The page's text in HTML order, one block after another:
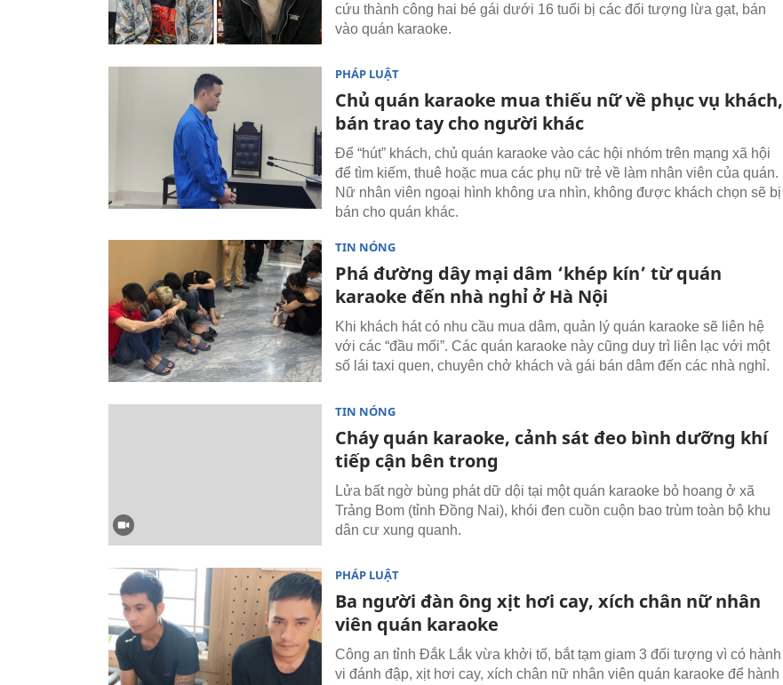
cứu thành công hai bé gái dưới 16 tuổi bị các đối tượng lừa gạt, bán
vào quán karaoke.
PHÁP LUẬT
Chủ quán karaoke mua thiếu nữ về phục vụ khách,
bán trao tay cho người khác
Để “hút” khách, chủ quán karaoke vào các hội nhóm trên mạng xã hội
để tìm kiếm, thuê hoặc mua các phụ nữ trẻ về làm nhân viên của quán.
Nữ nhân viên ngoại hình không ưa nhìn, không được khách chọn sẽ bị
bán cho quán khác.
TIN NÓNG
Phá đường dây mại dâm ‘khép kín’ từ quán
karaoke đến nhà nghỉ ở Hà Nội
Khi khách hát có nhu cầu mua dâm, quản lý quán karaoke sẽ liên hệ
với các “đầu mối”. Các quán karaoke này cũng duy trì liên lạc với một
số lái taxi quen, chuyên chở khách và gái bán dâm đến các nhà nghỉ.
TIN NÓNG
Cháy quán karaoke, cảnh sát đeo bình dưỡng khí
tiếp cận bên trong
Lửa bất ngờ bùng phát dữ dội tại một quán karaoke bỏ hoang ở xã
Trảng Bom (tỉnh Đồng Nai), khói đen cuồn cuộn bao trùm toàn bộ khu
dân cư xung quanh.
PHÁP LUẬT
Ba người đàn ông xịt hơi cay, xích chân nữ nhân
viên quán karaoke
Công an tỉnh Đắk Lắk vừa khởi tố, bắt tạm giam 3 đối tượng vì có hành
vi đánh đập, xịt hơi cay, xích chân nữ nhân viên quán karaoke để hành